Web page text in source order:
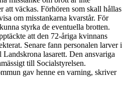
att väckas. Förhören som skall hållas
om misstankarna kvarstår. För
styrka de eventuella brotten.
att den 72-åriga kvinnans
Senare fann personalen larver i
lasarett. Den ansvariga
till Socialstyrelsen.
gav henne en varning, skriver